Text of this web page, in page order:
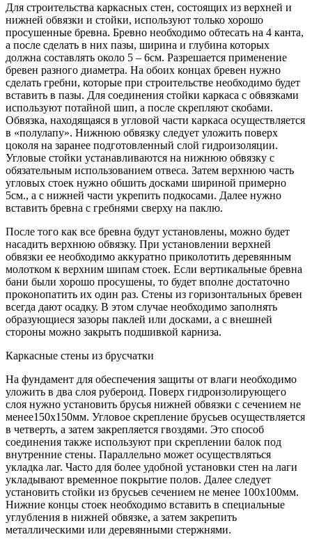
Для строительства каркасных стен, состоящих из верхней и
нижней обвязки и стойки, используют только хорошо
просушенные бревна. Бревно необходимо обтесать на 4 канта,
а после сделать в них пазы, ширина и глубина которых
должна составлять около 5 – 6см. Разрешается применение
бревен разного диаметра. На обоих концах бревен нужно
сделать гребни, которые при строительстве необходимо будет
вставить в пазы. Для соединения стойки каркаса с обвязками
используют потайной шип, а после скрепляют скобами.
Обвязка, находящаяся в угловой части каркаса осуществляется
в «полулапу». Нижнюю обвязку следует уложить поверх
цоколя на заранее подготовленный слой гидроизоляции.
Угловые стойки устанавливаются на нижнюю обвязку с
обязательным использованием отвеса. Затем верхнюю часть
угловых стоек нужно обшить досками шириной примерно
5см., а с нижней части укрепить подкосами. Далее нужно
вставить бревна с гребнями сверху на паклю.
После того как все бревна будут установлены, можно будет
насадить верхнюю обвязку. При установлении верхней
обвязки ее необходимо аккуратно приколотить деревянным
молотком к верхним шипам стоек. Если вертикальные бревна
бани были хорошо просушены, то будет вполне достаточно
проконопатить их один раз. Стены из горизонтальных бревен
всегда дают осадку. В этом случае необходимо заполнять
образующиеся зазоры паклей или досками, а с внешней
стороны можно закрыть подшивкой карниза.
Каркасные стены из брусчатки
На фундамент для обеспечения защиты от влаги необходимо
уложить в два слоя рубероид. Поверх гидроизолирующего
слоя нужно установить брусья нижней обвязки с сечением не
менее150х150мм. Угловое скрепление брусьев осуществляется
в четверть, а затем закрепляется гвоздями. Это способ
соединения также используют при скреплении балок под
внутренние стены. Параллельно может осуществляться
укладка лаг. Часто для более удобной установки стен на лаги
укладывают временное покрытие полов. Далее следует
установить стойки из брусьев сечением не менее 100х100мм.
Нижние концы стоек необходимо вставить в специальные
углубления в нижней обвязке, а затем закрепить
металлическими или деревянными стержнями.